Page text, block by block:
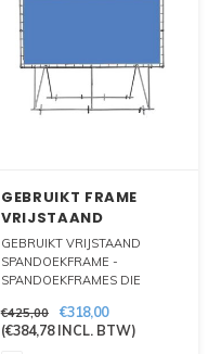
GEBRUIKT FRAME
VRIJSTAAND
GEBRUIKT VRIJSTAAND
SPANDOEKFRAME -
SPANDOEKFRAMES DIE
STORMVAST TE PLAATSEN OP
ZACHTE GROND.
€425,00
€318,00
(€384,78INCL. BTW)